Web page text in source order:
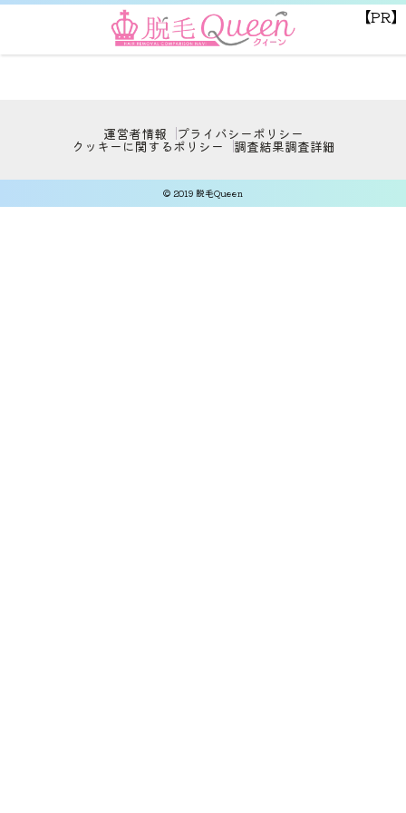
【PR】
運営者情報 プライバシーポリシー
クッキーに関するポリシー 調査結果調査詳細
© 2019 脱毛Queen